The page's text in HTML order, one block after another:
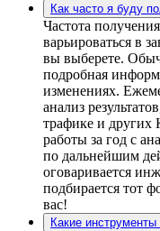
Как часто я буду
Частота
варьироваться в
вы выберете.
подробная
изменениях.
анализ
трафике и других
работы за год с
по дальнейшим
оговаривается
подбирается тот
вас!
Какие